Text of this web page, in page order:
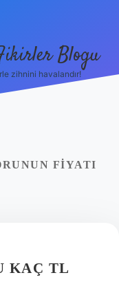
Blogu
zihnini havalandır!
FIYATI
KAÇ TL